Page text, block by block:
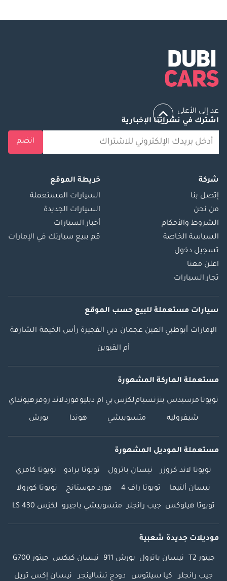
عد إلى الأعلى
اشترك في نشراتنا الإخبارية
انضم
شركة
إتصل بنا
من نحن
الشروط والأحكام
السياسة الخاصة
تسجيل دخول
اعلن معنا
تجار السيارات
خريطة الموقع
السيارات المستعملة
السيارات الجديدة
أخبار السيارات
قم ببيع سيارتك في الإمارات
سيارات مستعملة للبيع حسب الموقع
الإمارات أبوظبي العين عجمان دبي الفجيرة رأس الخيمة الشارقة
أم القيوين
مستعملة الماركة المشهورة
تويوتا مرسيدس بنزنسياملكزس بي ام دبليوفوردلاند روفرهيونداي
شيفروليه متسوبيشي هوندا بورش
مستعملة الموديل المشهورة
تويوتا لاند كروزر نيسان باترول تويوتا برادو تويوتا كامري
نيسان ألتيما تويوتا راف 4 فورد موستانج تويوتا كورولا
تويوتا هيلوكس جيب رانجلر متسوبيشي باجيرو لكزس LS 430
موديلات جديدة شعبية
جيتور T2 نيسان باترول بورش 911 نيسان كيكس جيتور G700
جيب رانجلر كيا سيلتوس دودج تشالينجر نيسان إكس تريل